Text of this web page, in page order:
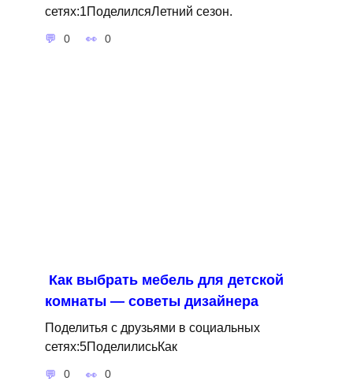
сетях:1ПоделилсяЛетний сезон.
0 0
Как выбрать мебель для детской
комнаты — советы дизайнера
Поделитья с друзьями в социальных
сетях:5ПоделилисьКак
0 0